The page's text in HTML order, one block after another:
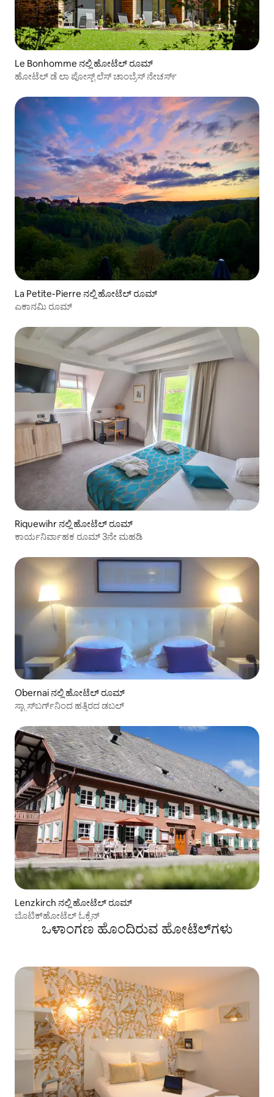
Le Bonhomme ನಲ್ಲಿ ಹೋಟೆಲ್ ರೂಮ್
ಹೋಟೆಲ್ ಡೆ ಲಾ ಪೋಸ್ಟ್ ಲೆಸ್ ಚಾಂಬ್ರೆಸ್ ನೇಚರ್ಸ್
La Petite-Pierre ನಲ್ಲಿ ಹೋಟೆಲ್ ರೂಮ್
ಎಕಾನಮಿ ರೂಮ್
Riquewihr ನಲ್ಲಿ ಹೋಟೆಲ್ ರೂಮ್
ಕಾರ್ಯನಿರ್ವಾಹಕ ರೂಮ್ 3ನೇ ಮಹಡಿ
Obernai ನಲ್ಲಿ ಹೋಟೆಲ್ ರೂಮ್
ಸ್ಟ್ರಾಸ್‌ಬರ್ಗ್‌ನಿಂದ ಹತ್ತಿರದ ಡಬಲ್
Lenzkirch ನಲ್ಲಿ ಹೋಟೆಲ್ ರೂಮ್
ಬೊಟಿಕ್‌ಹೋಟೆಲ್ ಓಕ್ಸೆನ್
ಒಳಾಂಗಣ ಹೊಂದಿರುವ ಹೋಟೆಲ್‌ಗಳು